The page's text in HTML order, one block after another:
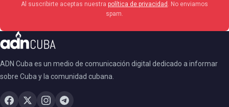
Al suscribirte aceptas nuestra política de privacidad . No enviamos
spam.
ADN Cuba es un medio de comunicación digital dedicado a informar
sobre Cuba y la comunidad cubana.